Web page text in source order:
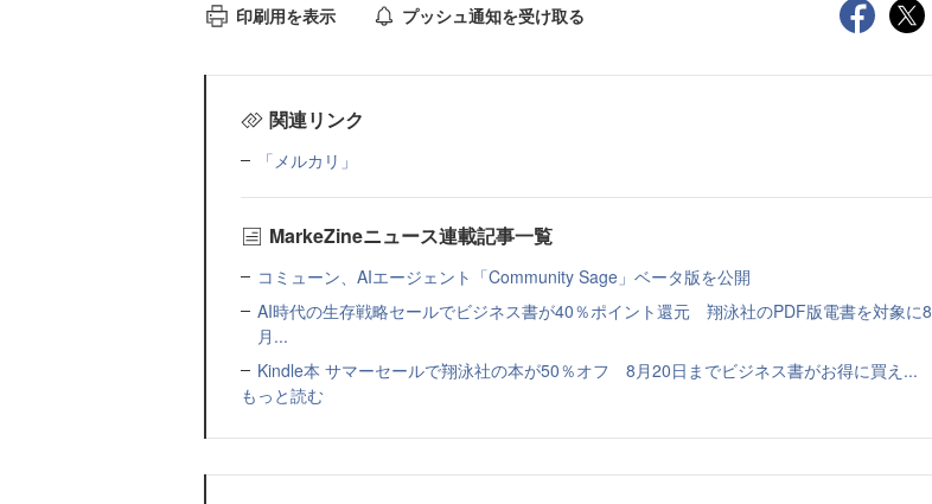
印刷用を表示 プッシュ通知を受け取る
関連リンク
「メルカリ」
MarkeZineニュース連載記事一覧
コミューン、AIエージェント「Community Sage」ベータ版を公開
AI時代の生存戦略セールでビジネス書が40％ポイント還元 翔泳社のPDF版電書を対象に8
月...
Kindle本 サマーセールで翔泳社の本が50％オフ 8月20日までビジネス書がお得に買え...
もっと読む